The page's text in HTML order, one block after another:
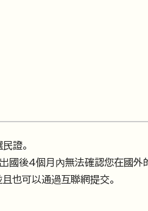
證。
國後4個月內無法確認您在國外
也可以通過互聯網提交。